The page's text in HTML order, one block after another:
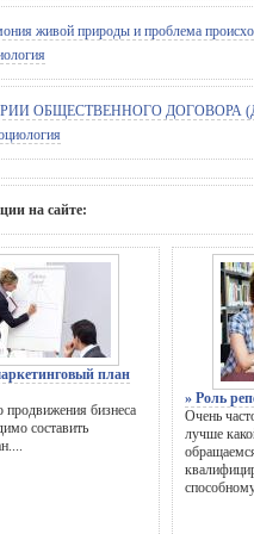
живой природы и проблема
ОБЩЕСТВЕННОГО ДОГОВОРА
на сайте:
план
бизнеса
составить
» Роль
Очень
лучше